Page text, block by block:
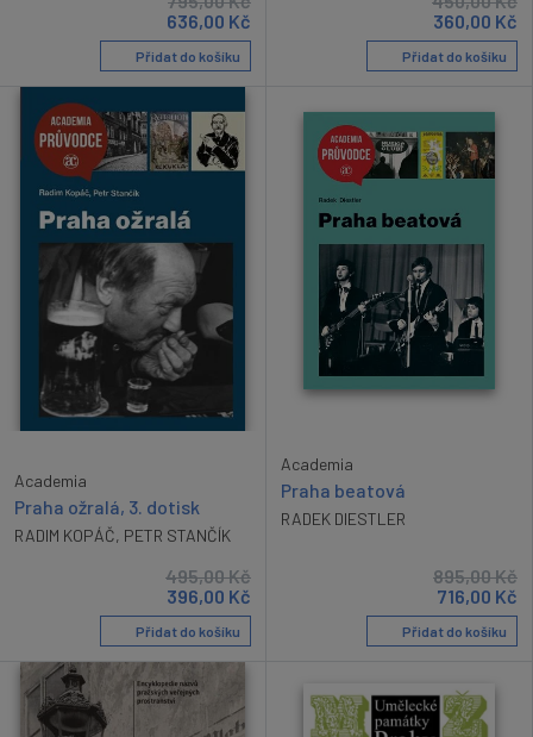
636,00 Kč
Přidat do košíku
360,00 Kč
Přidat do košíku
Academia
Praha ožralá, 3. dotisk
RADIM KOPÁČ, PETR STANČÍK
495,00Kč
396,00 Kč
Přidat do košíku
Academia
Praha beatová
RADEK DIESTLER
895,00Kč
716,00 Kč
Přidat do košíku